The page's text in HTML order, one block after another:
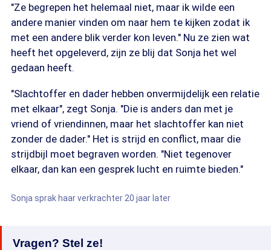
"Ze begrepen het helemaal niet, maar ik wilde een
andere manier vinden om naar hem te kijken zodat ik
met een andere blik verder kon leven." Nu ze zien wat
heeft het opgeleverd, zijn ze blij dat Sonja het wel
gedaan heeft.
"Slachtoffer en dader hebben onvermijdelijk een relatie
met elkaar", zegt Sonja. "Die is anders dan met je
vriend of vriendinnen, maar het slachtoffer kan niet
zonder de dader." Het is strijd en conflict, maar die
strijdbijl moet begraven worden. "Niet tegenover
elkaar, dan kan een gesprek lucht en ruimte bieden."
Sonja sprak haar verkrachter 20 jaar later
Vragen? Stel ze!